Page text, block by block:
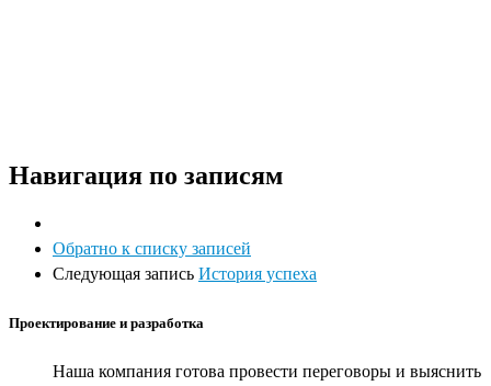
Навигация по записям
Обратно к списку записей
Следующая запись История успеха
Проектирование и разработка
Наша компания готова провести переговоры и выяснить